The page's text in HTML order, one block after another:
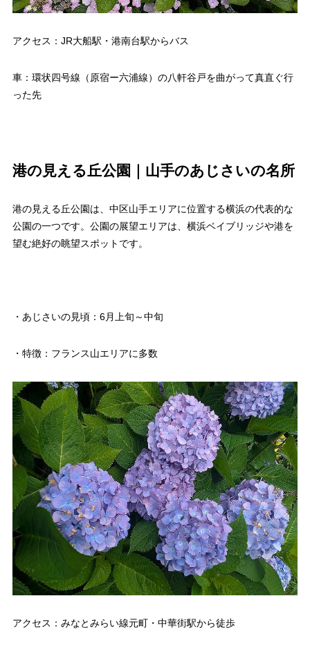
アクセス：JR大船駅・港南台駅からバス
車：環状四号線（原宿ー六浦線）の八軒谷戸を曲がって真直ぐ行
った先
港の見える丘公園｜山手のあじさいの名所
港の見える丘公園は、中区山手エリアに位置する横浜の代表的な
公園の一つです。公園の展望エリアは、横浜ベイブリッジや港を
望む絶好の眺望スポットです。
・あじさいの見頃：6月上旬～中旬
・特徴：フランス山エリアに多数
アクセス：みなとみらい線元町・中華街駅から徒歩